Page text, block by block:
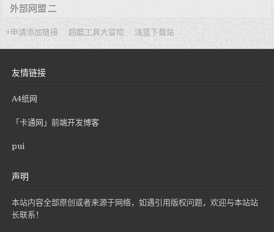
外部网盟 二
+申请添加链接 超酷工具大冒险 浅蓝下载站
友情链接
A4纸网
「卡通网」前端开发博客
pui
声明
本站内容全部原创或者来源于网络，如遇引用版权问题，欢迎与本站站
长联系！